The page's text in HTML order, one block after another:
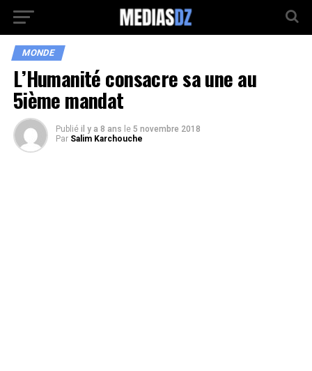
MONDE
L’Humanité consacre sa une au
5ième mandat
Publié il y a 8 ans le 5 novembre 2018
Par Salim Karchouche